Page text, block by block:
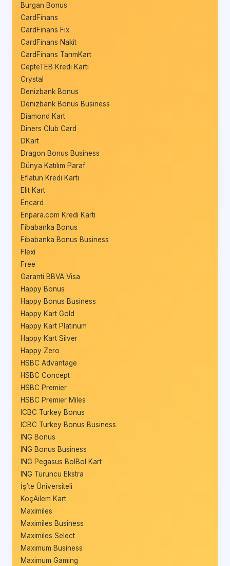
Burgan Bonus
CardFinans
CardFinans Fix
CardFinans Nakit
CardFinans TarımKart
CepteTEB Kredi Kartı
Crystal
Denizbank Bonus
Denizbank Bonus Business
Diamond Kart
Diners Club Card
DKart
Dragon Bonus Business
Dünya Katılım Paraf
Eflatun Kredi Kartı
Elit Kart
Encard
Enpara.com Kredi Kartı
Fibabanka Bonus
Fibabanka Bonus Business
Flexi
Free
Garanti BBVA Visa
Happy Bonus
Happy Bonus Business
Happy Kart Gold
Happy Kart Platinum
Happy Kart Silver
Happy Zero
HSBC Advantage
HSBC Concept
HSBC Premier
HSBC Premier Miles
ICBC Turkey Bonus
ICBC Turkey Bonus Business
ING Bonus
ING Bonus Business
ING Pegasus BolBol Kart
ING Turuncu Ekstra
İş’te Üniversiteli
KoçAilem Kart
Maximiles
Maximiles Business
Maximiles Select
Maximum Business
Maximum Gaming